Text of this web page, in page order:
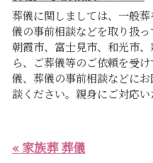
葬儀に関しましては、一般葬
儀の事前相談などを取り扱っ
朝霞市、富士見市、和光市
ら、ご葬儀等のご依頼を受
儀、葬儀の事前相談などに
談ください。親身にご対応い
« 家族葬 葬儀